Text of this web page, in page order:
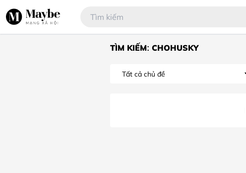
TÌM KIẾM: CHOHUSKY